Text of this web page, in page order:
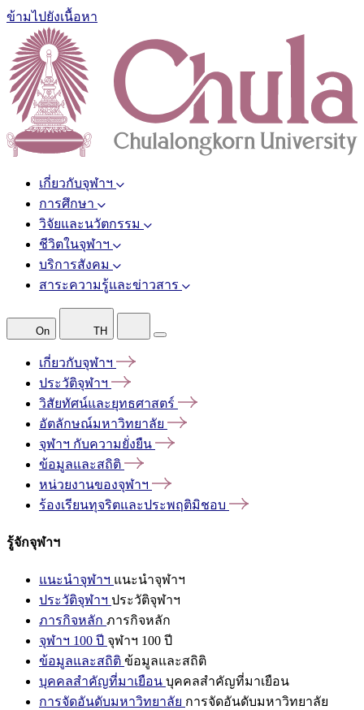
ข้ามไปยังเนื้อหา
เกี่ยวกับจุฬาฯ
การศึกษา
วิจัยและนวัตกรรม
ชีวิตในจุฬาฯ
บริการสังคม
สาระความรู้และข่าวสาร
On TH
เกี่ยวกับจุฬาฯ
ประวัติจุฬาฯ
วิสัยทัศน์และยุทธศาสตร์
อัตลักษณ์มหาวิทยาลัย
จุฬาฯ กับความยั่งยืน
ข้อมูลและสถิติ
หน่วยงานของจุฬาฯ
ร้องเรียนทุจริตและประพฤติมิชอบ
รู้จักจุฬาฯ
แนะนำจุฬาฯ แนะนำจุฬาฯ
ประวัติจุฬาฯ ประวัติจุฬาฯ
ภารกิจหลัก ภารกิจหลัก
จุฬาฯ 100 ปี จุฬาฯ 100 ปี
ข้อมูลและสถิติ ข้อมูลและสถิติ
บุคคลสำคัญที่มาเยือน บุคคลสำคัญที่มาเยือน
การจัดอันดับมหาวิทยาลัย การจัดอันดับมหาวิทยาลัย